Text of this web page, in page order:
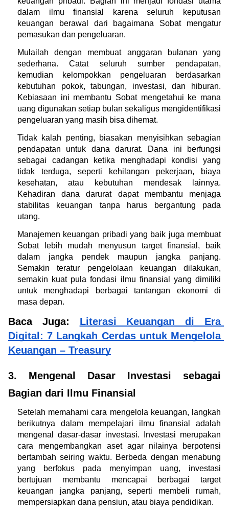
dalam ilmu finansial karena seluruh keputusan
keuangan berawal dari bagaimana Sobat mengatur
pemasukan dan pengeluaran.
Mulailah dengan membuat anggaran bulanan yang
sederhana. Catat seluruh sumber pendapatan,
kemudian kelompokkan pengeluaran berdasarkan
kebutuhan pokok, tabungan, investasi, dan hiburan.
Kebiasaan ini membantu Sobat mengetahui ke mana
uang digunakan setiap bulan sekaligus mengidentifikasi
pengeluaran yang masih bisa dihemat.
Tidak kalah penting, biasakan menyisihkan sebagian
pendapatan untuk dana darurat. Dana ini berfungsi
sebagai cadangan ketika menghadapi kondisi yang
tidak terduga, seperti kehilangan pekerjaan, biaya
kesehatan, atau kebutuhan mendesak lainnya.
Kehadiran dana darurat dapat membantu menjaga
stabilitas keuangan tanpa harus bergantung pada
utang.
Manajemen keuangan pribadi yang baik juga membuat
Sobat lebih mudah menyusun target finansial, baik
dalam jangka pendek maupun jangka panjang.
Semakin teratur pengelolaan keuangan dilakukan,
semakin kuat pula fondasi ilmu finansial yang dimiliki
untuk menghadapi berbagai tantangan ekonomi di
masa depan.
Baca Juga: Literasi Keuangan di Era
Digital: 7 Langkah Cerdas untuk Mengelola
Keuangan – Treasury
3. Mengenal Dasar Investasi sebagai
Bagian dari Ilmu Finansial
Setelah memahami cara mengelola keuangan, langkah
berikutnya dalam mempelajari ilmu finansial adalah
mengenal dasar-dasar investasi. Investasi merupakan
cara mengembangkan aset agar nilainya berpotensi
bertambah seiring waktu. Berbeda dengan menabung
yang berfokus pada menyimpan uang, investasi
bertujuan membantu mencapai berbagai target
keuangan jangka panjang, seperti membeli rumah,
mempersiapkan dana pensiun, atau biaya pendidikan.